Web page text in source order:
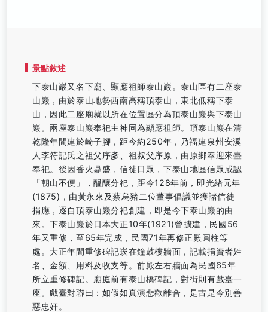
景點敘述
下泰山巖又名下廟、顯應祖師泰山巖。泰山區有二座泰
山巖，由於泰山地勢西南高稱頂泰山，東北低稱下泰
山，因此二座廟就以所在位置區分為頂泰山巖與下泰山
巖。兩座泰山巖奉祀主神同為顯應祖師。頂泰山巖在清
乾隆年間建於崎子腳，距今約250年，乃福建泉州安溪
人李符記氏之祖父序彥、祖叔父序原，由原鄉奉迎來臺
奉祀。後因香火鼎盛，信徒日眾，下泰山地區信眾咸認
「朝山不便」，醞釀分祀，距今128年前，即光緒元年
(1875)，由黃永來及蔡烏豬二位董事倡議並獲諸信徒
捐應，逐自頂泰山巖分祀創建，即是今下泰山巖的由
來。下泰山巖於日本大正10年(1921)曾擴建，民國56
年又重修，至65年完成，民國71年再修正殿圓柱等
處。大正年間重修碑記崁在鐘鼓樓牆面，記載捐資者姓
名、金額、用料及收支等。前殿左右牆面為民國65年
所立重修碑記。廟庭前有泰山橋碑記，對街則有戲臺一
座。戲臺對聯曰：如假如真演悲歡離合，是古是今別善
惡忠奸。